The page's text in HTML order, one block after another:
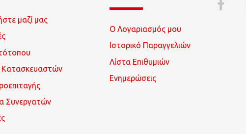
μαζί μας
Κατασκευαστών
Συνεργατών
Ο Λογαριασμός μου
Ιστορικό Παραγγελιών
Λίστα Επιθυμιών
Ενημερώσεις